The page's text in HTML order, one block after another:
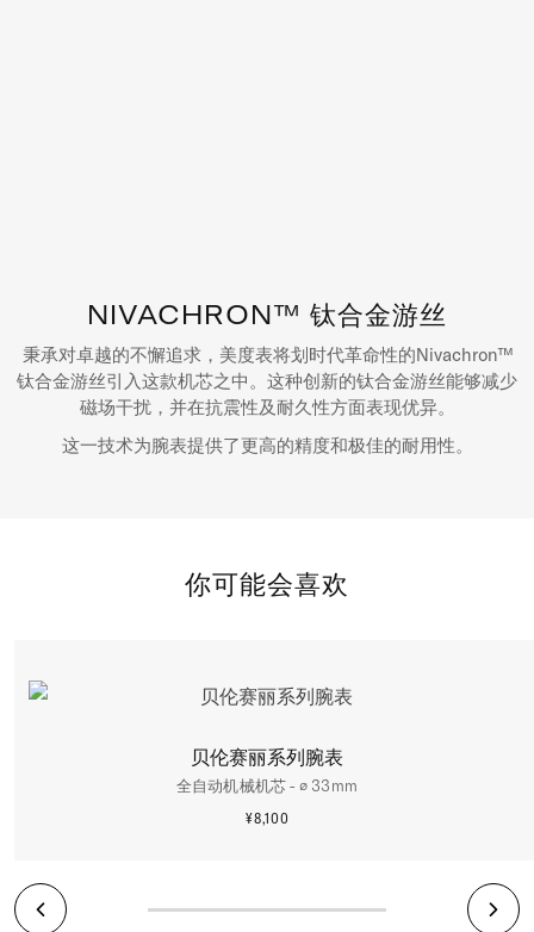
NIVACHRON™ 钛合金游丝
秉承对卓越的不懈追求，美度表将划时代革命性的Nivachron™
钛合金游丝引入这款机芯之中。这种创新的钛合金游丝能够减少
磁场干扰，并在抗震性及耐久性方面表现优异。
这一技术为腕表提供了更高的精度和极佳的耐用性。
你可能会喜欢
贝伦赛丽系列腕表
全自动机械机芯 - ∅ 33mm
¥8,100